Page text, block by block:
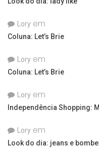
Lory em
Coluna: Let’s Brie
Lory em
Coluna: Let’s Brie
Lory em
Independência Shopping:
Lory em
Look do dia: jeans e